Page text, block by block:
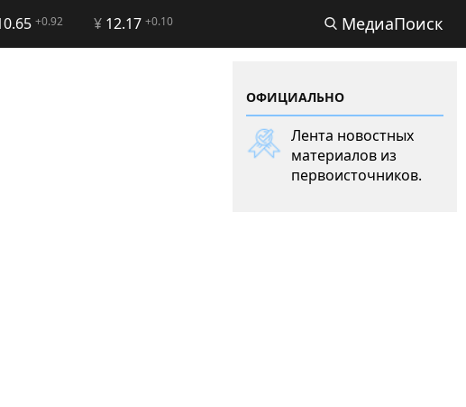
+0.92 ¥12.17 +0.10 МедиаПоиск
ОФИЦИАЛЬНО
Лента новостных
материалов из
первоисточников.